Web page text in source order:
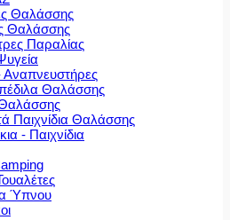
Θαλάσσης
Θαλάσσης
Παραλίας
Θαλάσσης
Παιχνίδια Θαλάσσης
- Παιχνίδια
Ύπνου